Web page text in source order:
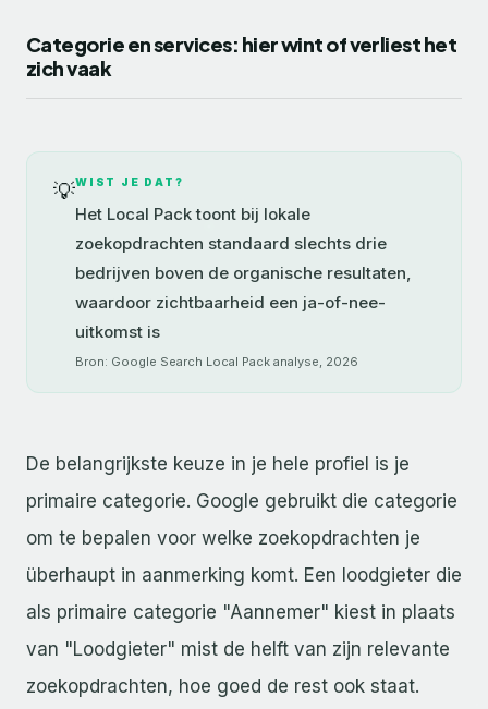
Categorie en services: hier wint of verliest het
zich vaak
💡WIST JE DAT?
Het Local Pack toont bij lokale
zoekopdrachten standaard slechts drie
bedrijven boven de organische resultaten,
waardoor zichtbaarheid een ja-of-nee-
uitkomst is
Bron: Google Search Local Pack analyse, 2026
De belangrijkste keuze in je hele profiel is je
primaire categorie. Google gebruikt die categorie
om te bepalen voor welke zoekopdrachten je
überhaupt in aanmerking komt. Een loodgieter die
als primaire categorie "Aannemer" kiest in plaats
van "Loodgieter" mist de helft van zijn relevante
zoekopdrachten, hoe goed de rest ook staat.